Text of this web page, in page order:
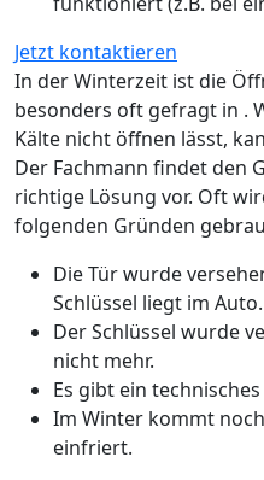
Jetzt kontaktieren
In der Winterzeit ist die
besonders oft gefragt in .
Kälte nicht öffnen lässt,
Der Fachmann findet den
richtige Lösung vor. Oft
folgenden Gründen
Die Tür wurde
Schlüssel liegt im Auto.
Der Schlüssel wurde
nicht mehr.
Es gibt ein
Im Winter kommt
einfriert.